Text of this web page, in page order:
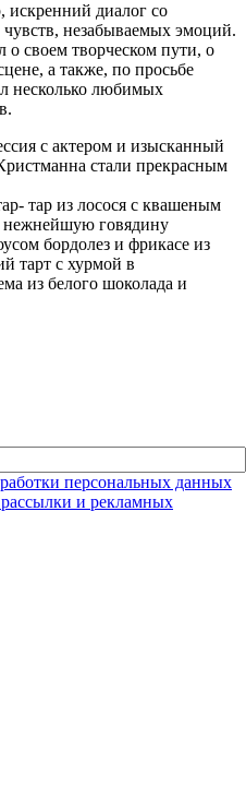
искренний диалог со
незабываемых эмоций.
о своем творческом пути, о
а также, по просьбе
несколько любимых
с актером и изысканный
стали прекрасным
тар из лосося с квашеным
говядину
бордолез и фрикасе из
тарт с хурмой в
из белого шоколада и
персональных данных
и рекламных